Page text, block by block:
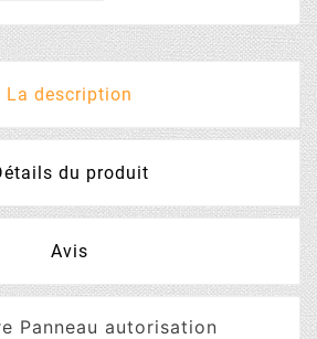
La description
du produit
Avis
Panneau autorisation